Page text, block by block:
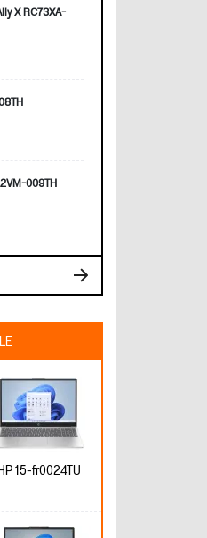
X RC73XA-
009TH
15-fr0024TU